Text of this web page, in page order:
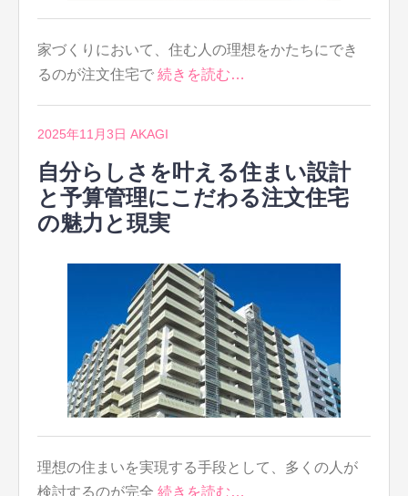
家づくりにおいて、住む人の理想をかたちにでき
るのが注文住宅で 続きを読む…
2025年11月3日 AKAGI
自分らしさを叶える住まい設計
と予算管理にこだわる注文住宅
の魅力と現実
理想の住まいを実現する手段として、多くの人が
検討するのが完全 続きを読む…